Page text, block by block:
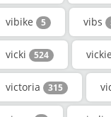
vibike 5 vibs
vicki 524 vickie
victoria 315